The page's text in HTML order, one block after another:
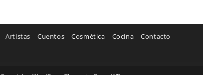
Artistas Cuentos Cosmética Cocina Contacto